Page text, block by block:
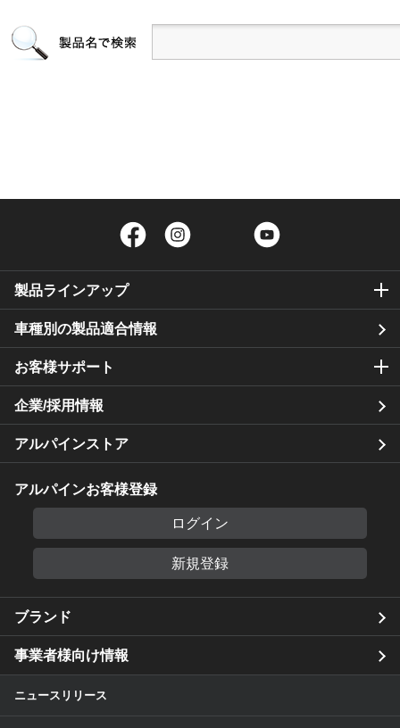
Facebook Twitter
製品ラインアップ
車種別の製品適合情報
お客様サポート
企業/採用情報
アルパインストア
アルパインお客様登録
ログイン
新規登録
ブランド
事業者様向け情報
ニュースリリース